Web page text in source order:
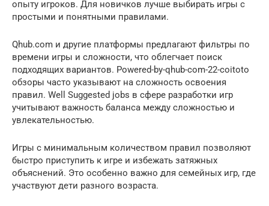
опыту игроков. Для новичков лучше выбирать игры с
простыми и понятными правилами.
Qhub.com и другие платформы предлагают фильтры по
времени игры и сложности, что облегчает поиск
подходящих вариантов. Powered-by-qhub-com-22-coitoto
обзоры часто указывают на сложность освоения
правил. Well Suggested jobs в сфере разработки игр
учитывают важность баланса между сложностью и
увлекательностью.
Игры с минимальным количеством правил позволяют
быстро приступить к игре и избежать затяжных
объяснений. Это особенно важно для семейных игр, где
участвуют дети разного возраста.